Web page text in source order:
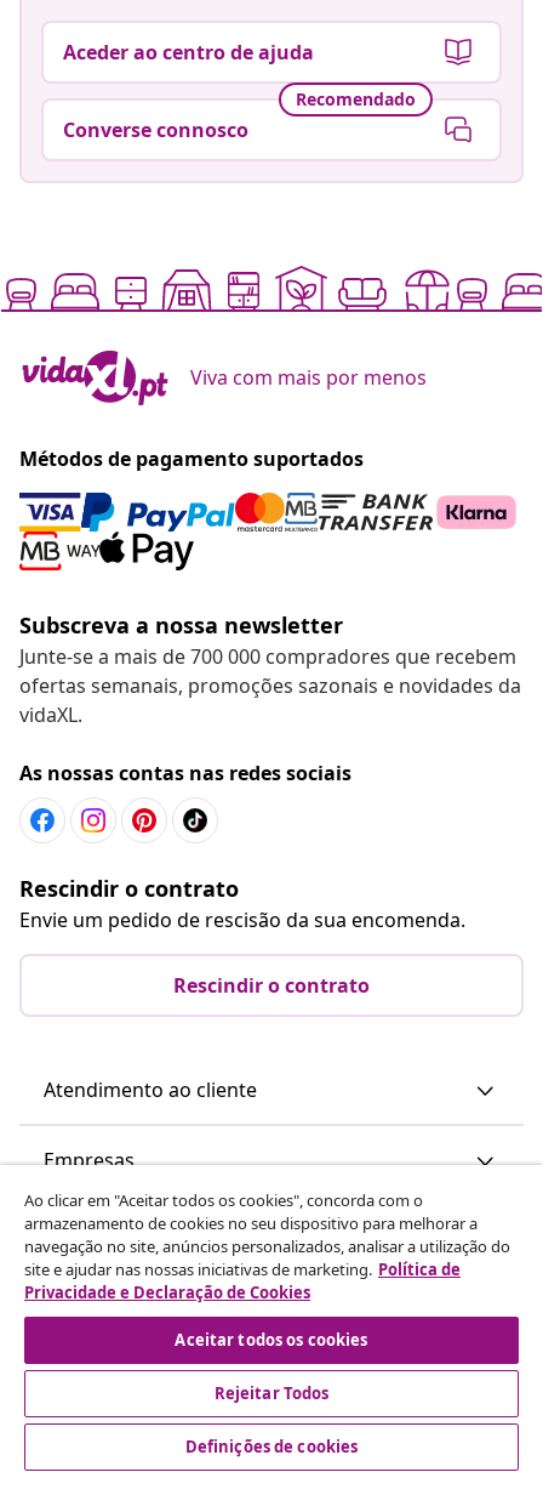
Aceder ao centro de ajuda
Recomendado
Converse connosco
Viva com mais por menos
Métodos de pagamento suportados
Subscreva a nossa newsletter
Junte-se a mais de 700 000 compradores que recebem
ofertas semanais, promoções sazonais e novidades da
vidaXL.
As nossas contas nas redes sociais
Rescindir o contrato
Envie um pedido de rescisão da sua encomenda.
Rescindir o contrato
Atendimento ao cliente
Empresas
vidaXL
Descubra mais
Ao clicar em "Aceitar todos os cookies", concorda com o
armazenamento de cookies no seu dispositivo para melhorar a
navegação no site, anúncios personalizados, analisar a utilização do
site e ajudar nas nossas iniciativas de marketing. Política de
Privacidade e Declaração de Cookies
Aceitar todos os cookies
Rejeitar Todos
Definições de cookies